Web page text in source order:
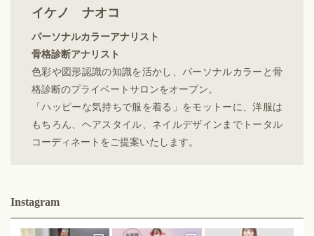
イケノ ナオコ
パーソナルカラーアナリスト
骨格診断アナリスト
色彩や図形認識の知識を活かし、パーソナルカラーと骨
格診断のプライベートサロンをオープン。
「ハッピーな気持ちで服を着る」をモットーに、洋服は
もちろん、ヘアスタイル、ネイルデザインまでトータル
コーディネートをご提案いたします。
Instagram